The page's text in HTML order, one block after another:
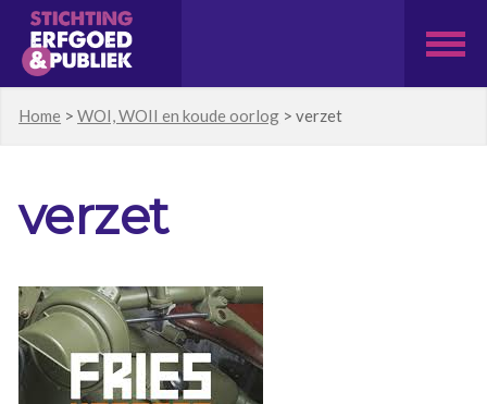
Home >WOI, WOII en koude oorlog >verzet
verzet